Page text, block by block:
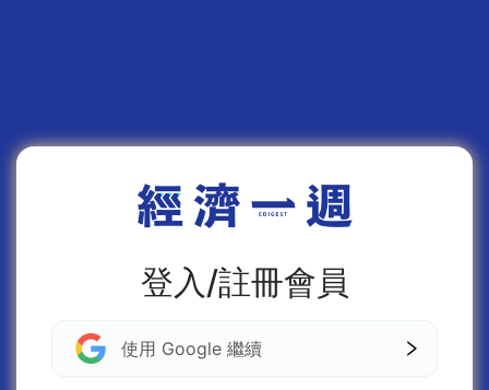
登入/註冊會員
使用 Google 繼續